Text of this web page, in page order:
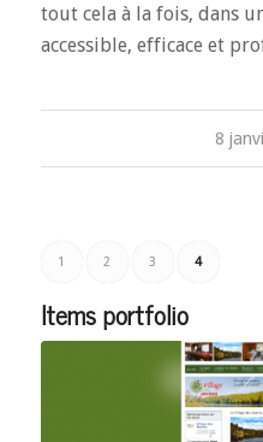
tout cela à la fois, dans
accessible, efficace et
8
1 2 3 4
Items portfolio